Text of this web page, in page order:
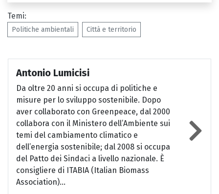
Temi:
Politiche ambientali Città e territorio
Antonio Lumicisi
Da oltre 20 anni si occupa di politiche e
misure per lo sviluppo sostenibile. Dopo
aver collaborato con Greenpeace, dal 2000
collabora con il Ministero dell’Ambiente sui
temi del cambiamento climatico e
dell’energia sostenibile; dal 2008 si occupa
del Patto dei Sindaci a livello nazionale. È
consigliere di ITABIA (Italian Biomass
Association)...